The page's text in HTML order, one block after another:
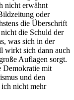
nicht erwähnt
oder
die Überschrift
die Schuld der
was sich in der
wirkt sich dann auch
Auflagen sorgt.
Demokratie mit
und den
nicht mehr